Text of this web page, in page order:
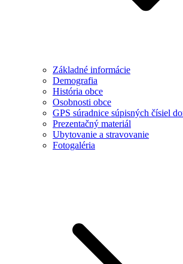
Základné informácie
Demografia
História obce
Osobnosti obce
GPS súradnice súpisných čísiel
Prezentačný materiál
Ubytovanie a stravovanie
Fotogaléria